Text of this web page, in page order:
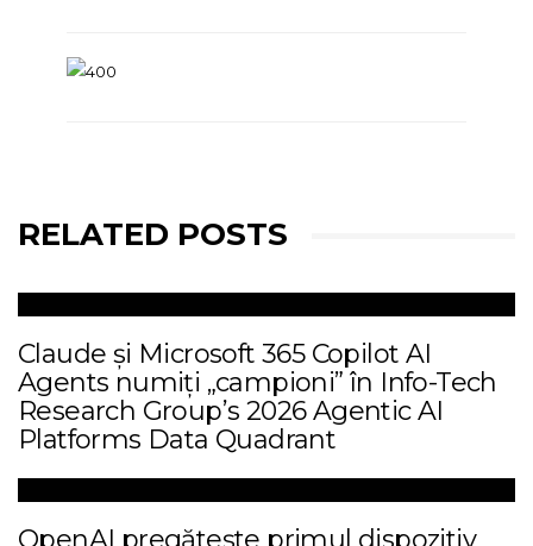
RELATED POSTS
Claude și Microsoft 365 Copilot AI
Agents numiți „campioni” în Info-Tech
Research Group’s 2026 Agentic AI
Platforms Data Quadrant
OpenAI pregătește primul dispozitiv